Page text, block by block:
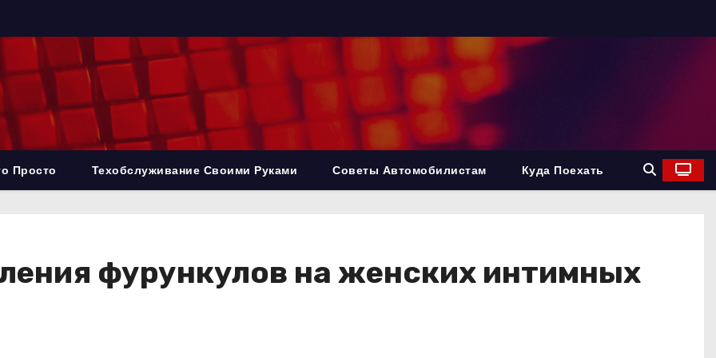
Просто Техобслуживание Своими Руками Советы Автомобилистам Куда Поехать
фурункулов на женских интимных